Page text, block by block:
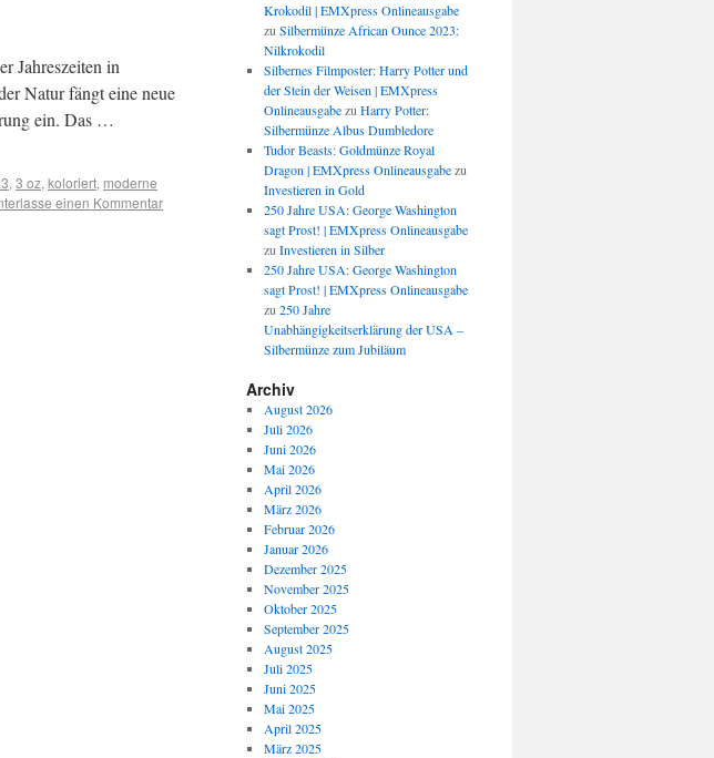
Jahreszeiten in
Natur fängt eine neue
ein. Das …
, 3 oz, koloriert, moderne
einen Kommentar
Krokodil | EMXpress Onlineausgabe
zu Silbermünze African Ounce 2023:
Nilkrokodil
Silbernes Filmposter: Harry Potter und
der Stein der Weisen | EMXpress
Onlineausgabezu Harry Potter:
Silbermünze Albus Dumbledore
Tudor Beasts: Goldmünze Royal
Dragon | EMXpress Onlineausgabezu
Investieren in Gold
250 Jahre USA: George Washington
sagt Prost! | EMXpress Onlineausgabe
zu Investieren in Silber
250 Jahre USA: George Washington
sagt Prost! | EMXpress Onlineausgabe
zu 250 Jahre
Unabhängigkeitserklärung der USA –
Silbermünze zum Jubiläum
Archiv
August 2026
Juli 2026
Juni 2026
Mai 2026
April 2026
März 2026
Februar 2026
Januar 2026
Dezember 2025
November 2025
Oktober 2025
September 2025
August 2025
Juli 2025
Juni 2025
Mai 2025
April 2025
März 2025